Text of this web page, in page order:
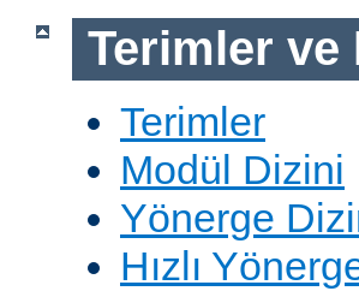
Terimler ve
Terimler
Modül Dizini
Yönerge
Hızlı